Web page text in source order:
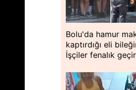
Bolu'da hamur
kaptırdığı eli
İşçiler fenalık